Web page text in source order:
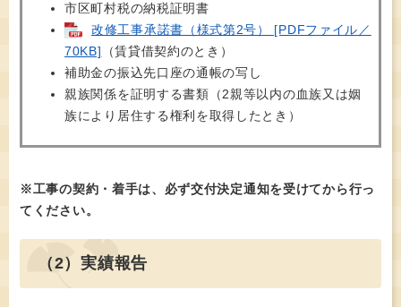
市区町村税の納税証明書
改修工事承諾書（様式第2号） [PDFファイル／
70KB] （賃貸借契約のとき）
補助金の振込先口座の通帳の写し
親族関係を証明する書類（2親等以内の血族又は姻
族により居住する権利を取得したとき）
※工事の契約・着手は、必ず交付決定通知を受けてから行っ
てください。
（2）実績報告